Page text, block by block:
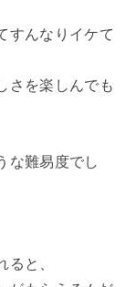
すんなりイケて
さを楽しんでも
な難易度でし
ると、